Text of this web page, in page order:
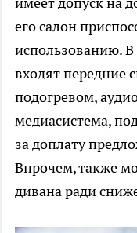
его салон
использованию.
входят передние
подогревом,
медиасистема,
за доплату
Впрочем, также
дивана ради